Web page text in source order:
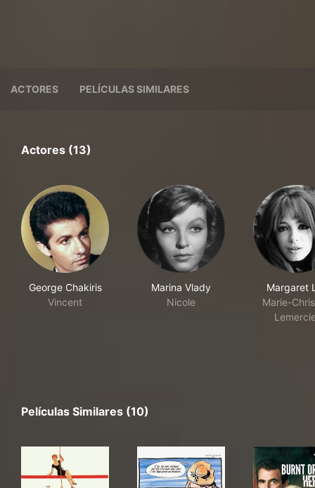
ACTORES PELÍCULAS SIMILARES
Actores (13)
George Chakiris
Vincent
Marina Vlady
Nicole
Margaret
Marie-
Películas Similares (10)